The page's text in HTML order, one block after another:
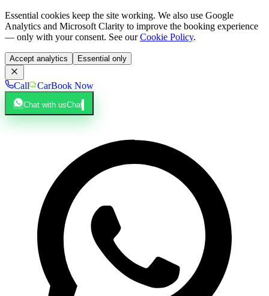
Essential cookies keep the site working. We also use Google
Analytics and Microsoft Clarity to improve the booking experience
— only with your consent. See our Cookie Policy.
Accept analytics Essential only
Call CarBook Now
Chat with usChat